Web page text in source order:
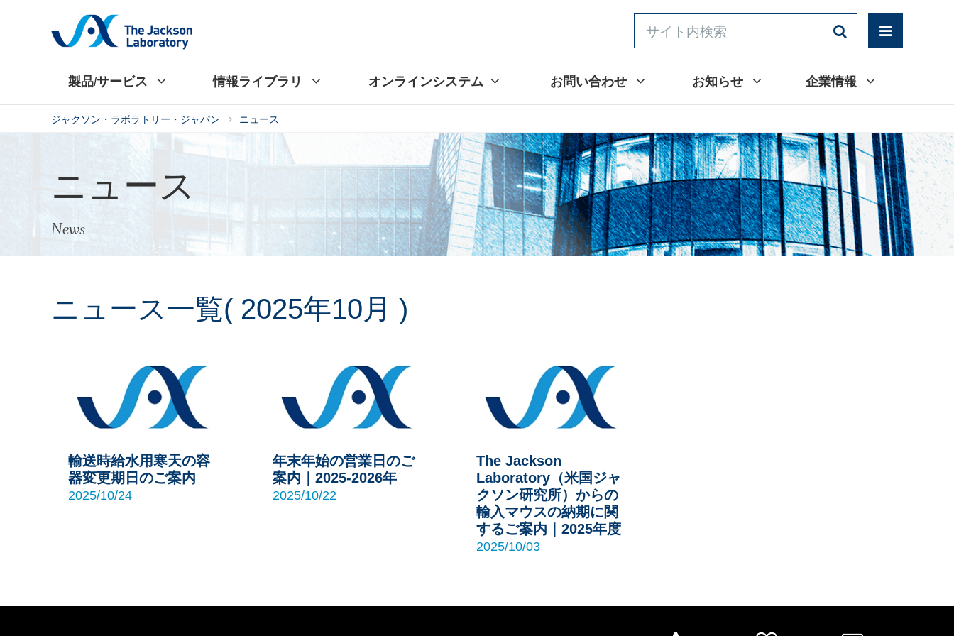
製品/サービス 情報ライブラリ オンラインシステム お問い合わせ お知らせ 企業情報
ジャクソン・ラボラトリー・ジャパン ニュース
ニュース
News
ニュース一覧( 2025年10月 )
輸送時給水用寒天の容
器変更期日のご案内
2025/10/24
年末年始の営業日のご
案内｜2025-2026年
2025/10/22
The Jackson
Laboratory（米国ジャ
クソン研究所）からの
輸入マウスの納期に関
するご案内｜2025年度
2025/10/03